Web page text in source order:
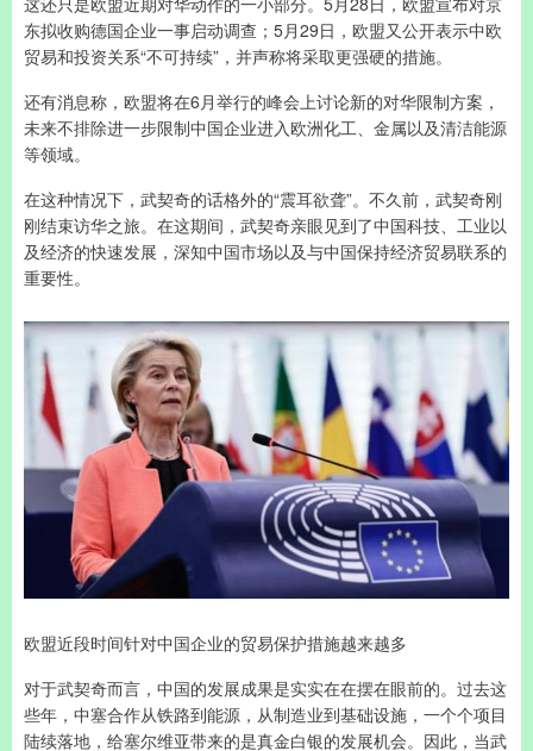
东拟收购德国企业一事启动调查；5月29日，欧盟又公开表示中欧
贸易和投资关系“不可持续”，并声称将采取更强硬的措施。
还有消息称，欧盟将在6月举行的峰会上讨论新的对华限制方案，
未来不排除进一步限制中国企业进入欧洲化工、金属以及清洁能源
等领域。
在这种情况下，武契奇的话格外的“震耳欲聋”。不久前，武契奇刚
刚结束访华之旅。在这期间，武契奇亲眼见到了中国科技、工业以
及经济的快速发展，深知中国市场以及与中国保持经济贸易联系的
重要性。
欧盟近段时间针对中国企业的贸易保护措施越来越多
对于武契奇而言，中国的发展成果是实实在在摆在眼前的。过去这
些年，中塞合作从铁路到能源，从制造业到基础设施，一个个项目
陆续落地，给塞尔维亚带来的是真金白银的发展机会。因此，当武